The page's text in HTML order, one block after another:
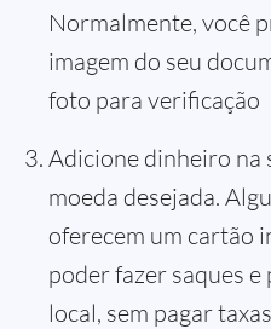
Normalmente, você
imagem do seu
foto para verificação
Adicione dinheiro na
moeda desejada.
oferecem um cartão
poder fazer saques
local, sem pagar